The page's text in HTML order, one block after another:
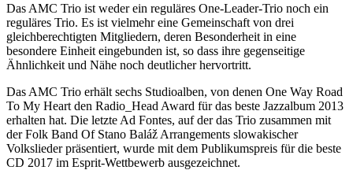
Das AMC Trio ist weder ein reguläres One-Leader-Trio noch ein
reguläres Trio. Es ist vielmehr eine Gemeinschaft von drei
gleichberechtigten Mitgliedern, deren Besonderheit in eine
besondere Einheit eingebunden ist, so dass ihre gegenseitige
Ähnlichkeit und Nähe noch deutlicher hervortritt.
Das AMC Trio erhält sechs Studioalben, von denen One Way Road
To My Heart den Radio_Head Award für das beste Jazzalbum 2013
erhalten hat. Die letzte Ad Fontes, auf der das Trio zusammen mit
der Folk Band Of Stano Baláž Arrangements slowakischer
Volkslieder präsentiert, wurde mit dem Publikumspreis für die beste
CD 2017 im Esprit-Wettbewerb ausgezeichnet.